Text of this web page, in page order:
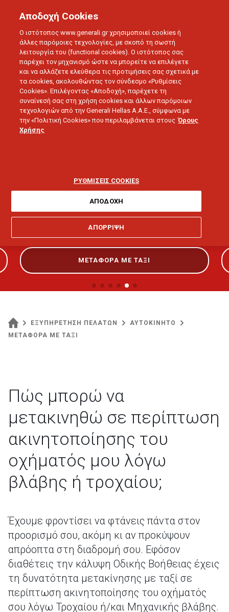
ΑΥΤΟΚΙΝΗΤΟ
Μεταφορά με ταξί
Θέλω βοήθεια για:
ΜΕΤΑΦΟΡΑ ΜΕ ΤΑΞΙ
ΕΞΥΠΗΡΕΤΗΣΗ ΠΕΛΑΤΩΝ
ΑΥΤΟΚΙΝΗΤΟ
ΜΕΤΑΦΟΡΑ ΜΕ ΤΑΞΙ
Πώς μπορώ να
μετακινηθώ σε περίπτωση
ακινητοποίησης του
οχήματός μου λόγω
βλάβης ή τροχαίου;
Έχουμε φροντίσει να φτάνεις πάντα στον
προορισμό σου, ακόμη κι αν προκύψουν
απρόοπτα στη διαδρομή σου. Εφόσον
διαθέτεις την κάλυψη Οδικής Βοήθειας έχεις
τη δυνατότητα μετακίνησης με ταξί σε
περίπτωση ακινητοποίησης του οχήματός
σου λόγω Τροχαίου ή/και Μηχανικής βλάβης.
Αποδοχή Cookies
Ο ιστότοπος www.generali.gr χρησιμοποιεί cookies ή
άλλες παρόμοιες τεχνολογίες, με σκοπό τη σωστή
λειτουργία του (functional cookies). Ο ιστότοπος σας
παρέχει τον μηχανισμό ώστε να μπορείτε να επιλέγετε
και να αλλάζετε ελεύθερα τις προτιμήσεις σας σχετικά με
τα cookies, ακολουθώντας τον σύνδεσμο «Ρυθμίσεις
Cookies». Επιλέγοντας «Αποδοχή», παρέχετε τη
συναίνεσή σας στη χρήση cookies και άλλων παρόμοιων
τεχνολογιών από την Generali Hellas A.A.E., σύμφωνα με
την «Πολιτική Cookies» που περιλαμβάνεται στους Όρους
Χρήσης
ΡΥΘΜΙΣΕΙΣ COOKIES
ΑΠΟΡΡΙΨΗ
ΑΠΟΔΟΧΗ